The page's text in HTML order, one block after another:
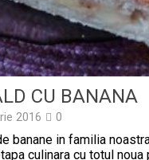
CU BANANA
2016 0
banane in familia
culinara cu totul noua